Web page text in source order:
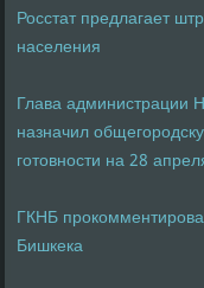
Росстат предлагает
населения
Глава администрации
назначил
готовности на 28
ГКНБ
Бишкека